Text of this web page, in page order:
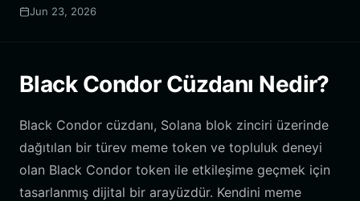
Jun 23, 2026
Black Condor Cüzdanı Nedir?
Black Condor cüzdanı, Solana blok zinciri üzerinde
dağıtılan bir türev meme token ve topluluk deneyi
olan Black Condor token ile etkileşime geçmek için
tasarlanmış dijital bir arayüzdür. Kendini meme